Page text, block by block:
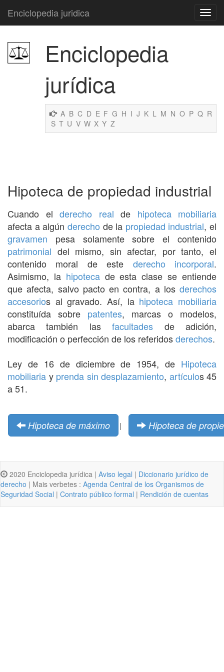
Enciclopedia juridica
Enciclopedia
jurídica
A B C D E F G H I J K L M N O P Q R
S T U V W X Y Z
Hipoteca de propiedad industrial
Cuando el derecho real de hipoteca mobiliaria
afecta a algún derecho de la propiedad industrial, el
gravamen pesa solamente sobre el contenido
patrimonial del mismo, sin afectar, por tanto, el
contenido moral de este derecho incorporal.
Asimismo, la hipotecade esta clase se entiende
que afecta, salvo pacto en contra, a los derechos
accesorios al gravado. Así, la hipoteca mobiliaria
constituída sobre patentes, marcas o modelos,
abarca también lasfacultades de adición,
modificación o perfección de los referidosderechos.
Ley de 16 de diciembre de 1954, de Hipoteca
mobiliaria y prenda sin desplazamiento, artículos 45
a 51.
Hipoteca de máximo | Hipoteca de
2020 Enciclopedia jurídica | Aviso legal | Diccionario jurídico de
derecho | Mais verbetes : Agenda Central de los Organismos de
Seguridad Social | Contrato público formal | Rendición de cuentas